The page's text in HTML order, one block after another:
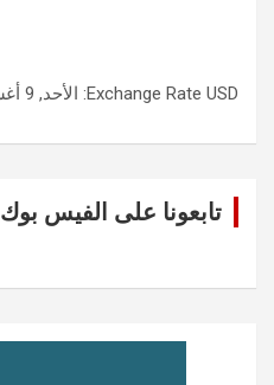
Exchange Rate USD : الأحد, 9 أغسطس.
تابعونا على الفيس بوك